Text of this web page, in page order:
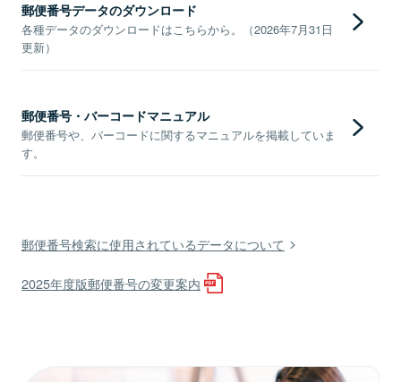
郵便番号データのダウンロード
各種データのダウンロードはこちらから。（2026年7月31日
更新）
郵便番号・バーコードマニュアル
郵便番号や、バーコードに関するマニュアルを掲載していま
す。
郵便番号検索に使用されているデータについて
2025年度版郵便番号の変更案内